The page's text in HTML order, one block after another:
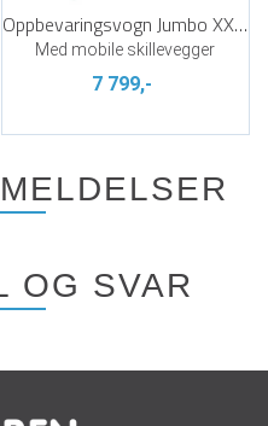
Oppbevaringsvogn Jumbo XXL Plus
Med mobile skillevegger
7 799,-
OG SVAR